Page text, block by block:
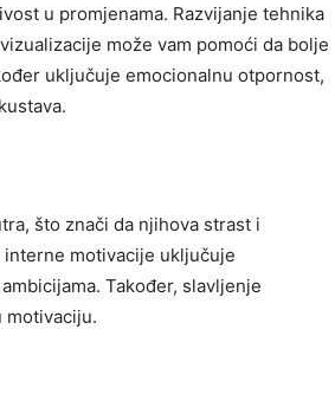
u promjenama. Razvijanje tehnika
može vam pomoći da bolje
uključuje emocionalnu otpornost,
što znači da njihova strast i
motivacije uključuje
Također, slavljenje
motivaciju.